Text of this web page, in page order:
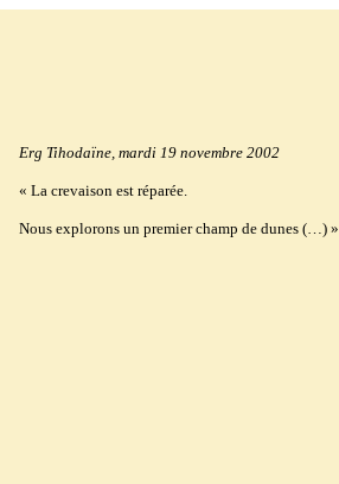
Erg Tihodaïne, mardi 19 novembre 2002
« La crevaison est réparée.
Nous explorons un premier champ de dunes (…) »